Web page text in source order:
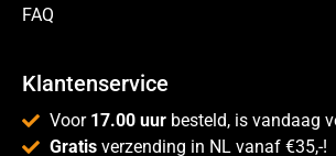
FAQ
Klantenservice
Voor 17.00 uur besteld, is vandaag
Gratis verzending in NL vanaf €35,-!